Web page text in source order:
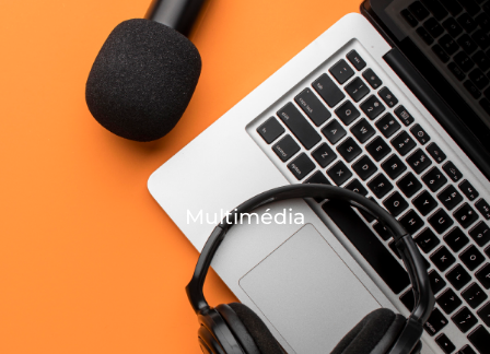
Multimédia